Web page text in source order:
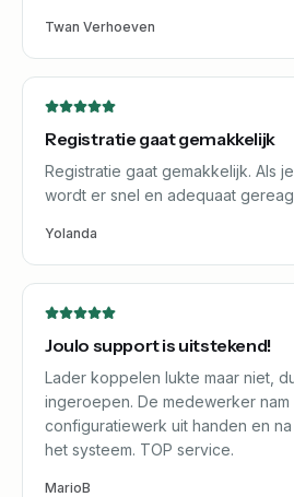
Twan Verhoeven
Registratie gaat gemakkelijk
Registratie gaat gemakkelijk. Als
wordt er snel en adequaat
Yolanda
Joulo support is uitstekend!
Lader koppelen lukte maar niet,
ingeroepen. De medewerker nam
configuratiewerk uit handen en na
het systeem. TOP service.
MarioB